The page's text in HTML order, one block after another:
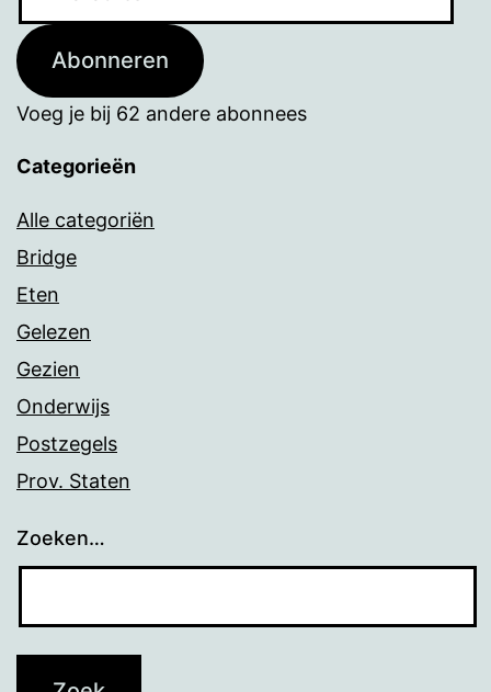
Abonneren
Voeg je bij 62 andere abonnees
Categorieën
Alle categoriën
Bridge
Eten
Gelezen
Gezien
Onderwijs
Postzegels
Prov. Staten
Zoeken…